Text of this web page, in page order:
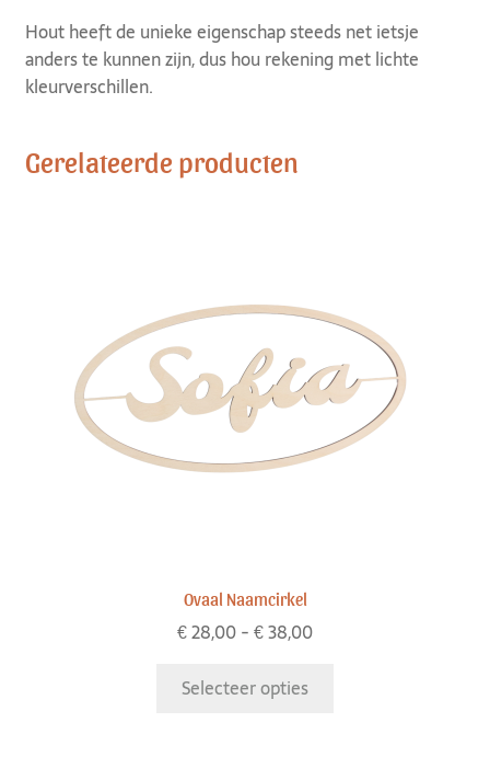
Hout heeft de unieke eigenschap steeds net ietsje
anders te kunnen zijn, dus hou rekening met lichte
kleurverschillen.
Gerelateerde producten
Ovaal Naamcirkel
€28,00-€38,00
Selecteer opties